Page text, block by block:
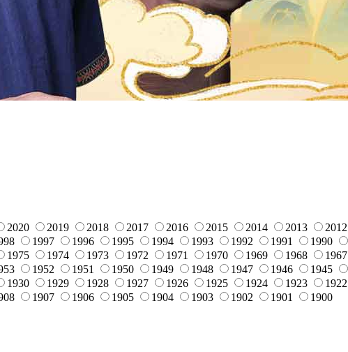
2020 2019 2018 2017 2016 2015 2014 2013 2012
1997 1996 1995 1994 1993 1992 1991 1990
1975 1974 1973 1972 1971 1970 1969 1968 1967
1952 1951 1950 1949 1948 1947 1946 1945
1930 1929 1928 1927 1926 1925 1924 1923 1922
1907 1906 1905 1904 1903 1902 1901 1900